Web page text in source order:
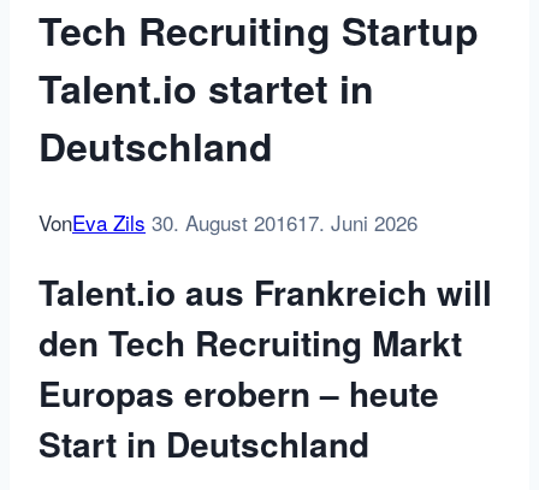
Tech Recruiting Startup
Talent.io startet in
Deutschland
VonEva Zils 30. August 201617. Juni 2026
Talent.io aus Frankreich will
den Tech Recruiting Markt
Europas erobern – heute
Start in Deutschland